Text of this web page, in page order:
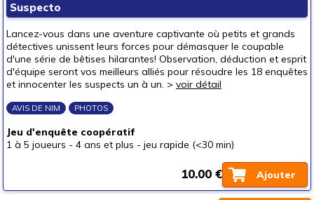
Suspecto
Lancez-vous dans une aventure captivante où petits et grands
détectives unissent leurs forces pour démasquer le coupable
d'une série de bêtises hilarantes! Observation, déduction et esprit
d'équipe seront vos meilleurs alliés pour résoudre les 18 enquêtes
et innocenter les suspects un à un. > voir détail
AVIS DE NIM PHOTOS
Jeu d'enquête coopératif
1 à 5 joueurs - 4 ans et plus - jeu rapide (<30 min)
Ajouter
10.00 €